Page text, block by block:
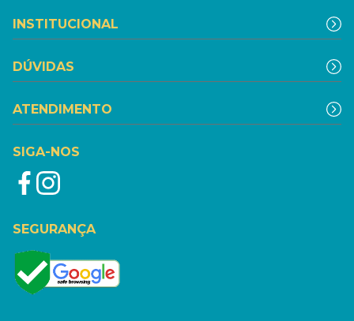
INSTITUCIONAL
DÚVIDAS
ATENDIMENTO
SIGA-NOS
SEGURANÇA